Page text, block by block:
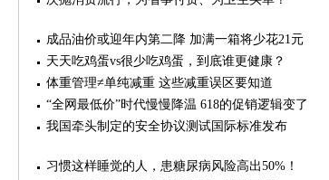
成品油价或迎年内第二降 加满一箱将少花21元
天天吃鸡蛋vs很少吃鸡蛋，到底谁更健康？
体重管理≠单纯减重 这些减重误区要知道
“全网最低价”时代慢慢降温 618的促销逻辑变了
我国牵头制定的安全协议测试国际标准发布
习惯这样睡觉的人，患糖尿病风险高出50%！